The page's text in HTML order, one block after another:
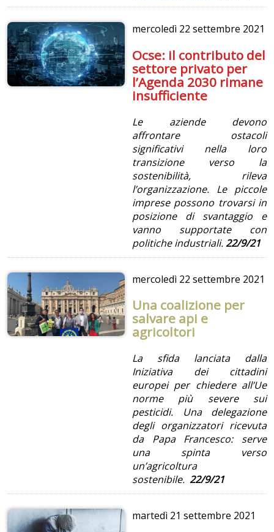
mercoledì 22 settembre 2021
Ocse: il contributo del
settore privato per
l’Agenda 2030 rimane
insufficiente
Le aziende devono
affrontare ostacoli
significativi nella loro
transizione verso la
sostenibilità, rileva
l’organizzazione. Le piccole
imprese possono trovarsi in
posizione di svantaggio e
vanno supportate con
politiche industriali.22/9/21
mercoledì 22 settembre 2021
Una coalizione per
salvare api e
agricoltori
La sfida lanciata dalla
Iniziativa dei cittadini
europei per chiedere all’Ue
norme più severe sui
pesticidi. Una delegazione
degli organizzatori ricevuta
da Papa Francesco: serve
una spinta verso
un’agricoltura
sostenibile. 22/9/21
martedì 21 settembre 2021